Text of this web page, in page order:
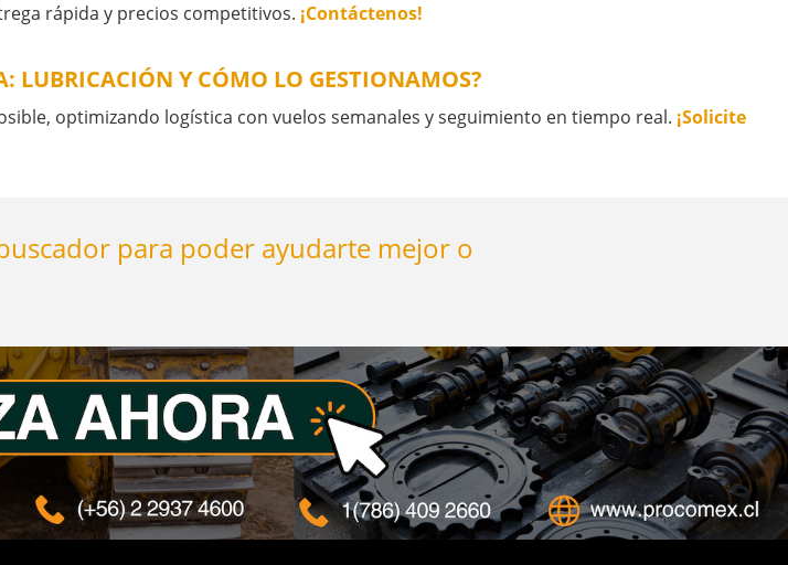
rápida y precios competitivos. ¡Contáctenos!
LUBRICACIÓN Y CÓMO LO GESTIONAMOS?
optimizando logística con vuelos semanales y seguimiento en tiempo real. ¡Solicite
para poder ayudarte mejor o